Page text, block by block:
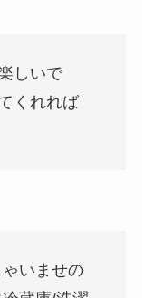
しいで
くれれば
いませの